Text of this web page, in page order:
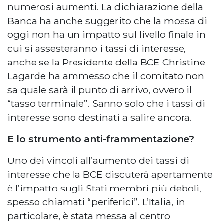
numerosi aumenti. La dichiarazione della
Banca ha anche suggerito che la mossa di
oggi non ha un impatto sul livello finale in
cui si assesteranno i tassi di interesse,
anche se la Presidente della BCE Christine
Lagarde ha ammesso che il comitato non
sa quale sarà il punto di arrivo, ovvero il
“tasso terminale”. Sanno solo che i tassi di
interesse sono destinati a salire ancora.
E lo strumento anti-frammentazione?
Uno dei vincoli all’aumento dei tassi di
interesse che la BCE discuterà apertamente
è l’impatto sugli Stati membri più deboli,
spesso chiamati “periferici”. L’Italia, in
particolare, è stata messa al centro